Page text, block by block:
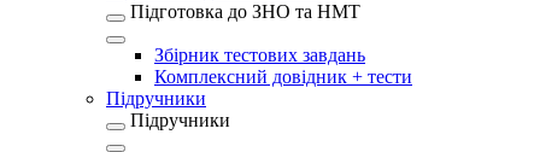
Підготовка до ЗНО та НМТ
Збірник тестових завдань
Комплексний довідник + тести
Підручники
Підручники